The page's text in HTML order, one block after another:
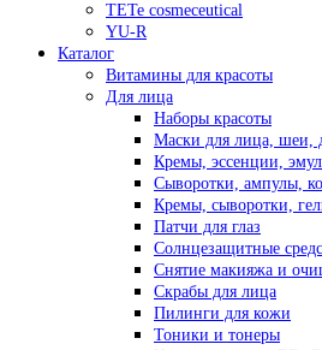
TETe cosmeceutical
YU-R
Каталог
Витамины для красоты
Для лица
Наборы красоты
Маски для лица, шеи,
Кремы, эссенции,
Сыворотки, ампулы,
Кремы, сыворотки,
Патчи для глаз
Солнцезащитные
Снятие макияжа и
Скрабы для лица
Пилинги для кожи
Тоники и тонеры